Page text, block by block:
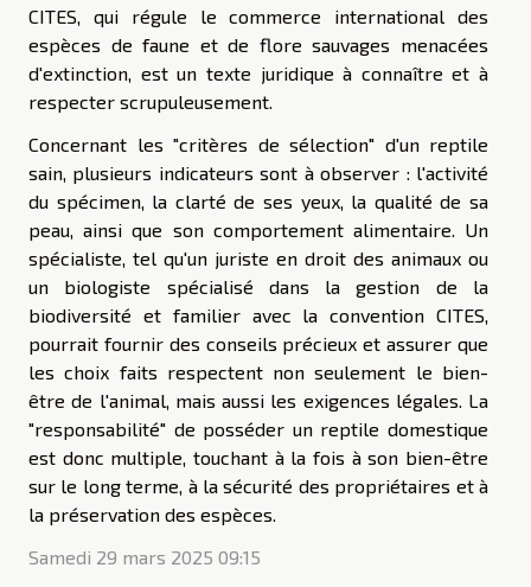
CITES, qui régule le commerce international des
espèces de faune et de flore sauvages menacées
d'extinction, est un texte juridique à connaître et à
respecter scrupuleusement.
Concernant les "critères de sélection" d'un reptile
sain, plusieurs indicateurs sont à observer : l'activité
du spécimen, la clarté de ses yeux, la qualité de sa
peau, ainsi que son comportement alimentaire. Un
spécialiste, tel qu'un juriste en droit des animaux ou
un biologiste spécialisé dans la gestion de la
biodiversité et familier avec la convention CITES,
pourrait fournir des conseils précieux et assurer que
les choix faits respectent non seulement le bien-
être de l'animal, mais aussi les exigences légales. La
"responsabilité" de posséder un reptile domestique
est donc multiple, touchant à la fois à son bien-être
sur le long terme, à la sécurité des propriétaires et à
la préservation des espèces.
Samedi 29 mars 2025 09:15